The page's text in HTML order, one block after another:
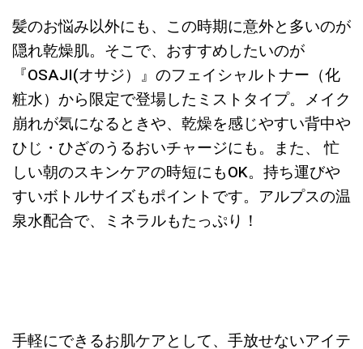
髪のお悩み以外にも、この時期に意外と多いのが
隠れ乾燥肌。そこで、おすすめしたいのが
『OSAJI(オサジ）』のフェイシャルトナー（化
粧水）から限定で登場したミストタイプ。メイク
崩れが気になるときや、乾燥を感じやすい背中や
ひじ・ひざのうるおいチャージにも。また、 忙
しい朝のスキンケアの時短にもOK。持ち運びや
すいボトルサイズもポイントです。アルプスの温
泉水配合で、ミネラルもたっぷり！
手軽にできるお肌ケアとして、手放せないアイテ